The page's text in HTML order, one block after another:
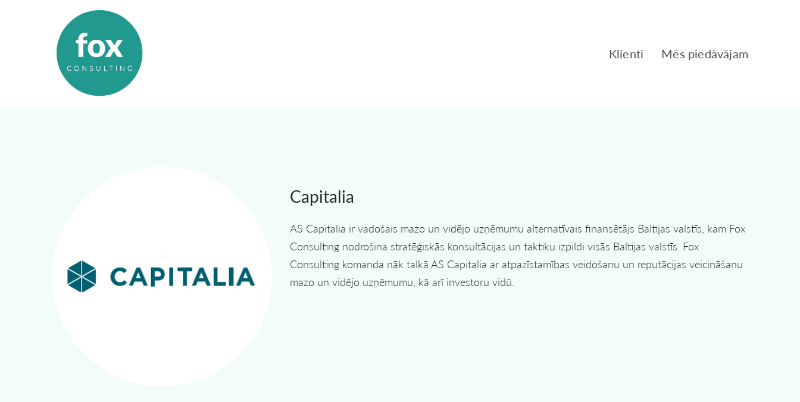
Klienti Mēs piedāvājam
Capitalia
AS Capitalia ir vadošais mazo un vidējo uzņēmumu alternatīvais finansētājs Baltijas valstīs, kam Fox
Consulting nodrošina stratēģiskās konsultācijas un taktiku izpildi visās Baltijas valstīs. Fox
Consulting komanda nāk talkā AS Capitalia ar atpazīstamības veidošanu un reputācijas veicināšanu
mazo un vidējo uzņēmumu, kā arī investoru vidū.